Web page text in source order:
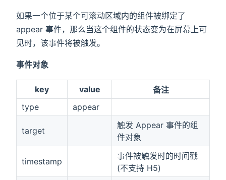
如果一个位于某个可滚动区域内的组件被绑定了
appear 事件，那么当这个组件的状态变为在屏幕上可
见时，该事件将被触发。
事件对象
key value
备注
type
appear
target
触发 Appear 事件的组
件对象
timestamp
事件被触发时的时间戳
(不支持 H5)